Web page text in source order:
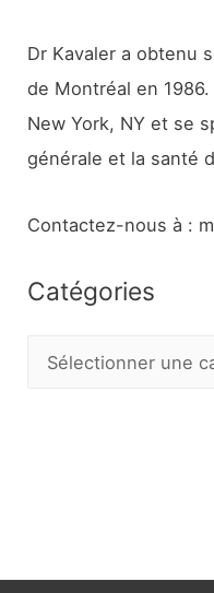
Dr Kavaler a obtenu
de Montréal en
New York, NY et se
générale et la santé
Contactez-nous à :
Catégories